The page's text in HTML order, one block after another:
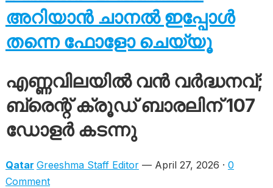
അറിയാൻ ചാനൽ ഇപ്പോൾ
തന്നെ ഫോളോ ചെയ്യൂ
എണ്ണവിലയിൽ വൻ വർദ്ധനവ്;
ബ്രെന്റ് ക്രൂഡ് ബാരലിന് 107
ഡോളർ കടന്നു
Qatar Greeshma Staff Editor— April 27, 2026 · 0
Comment